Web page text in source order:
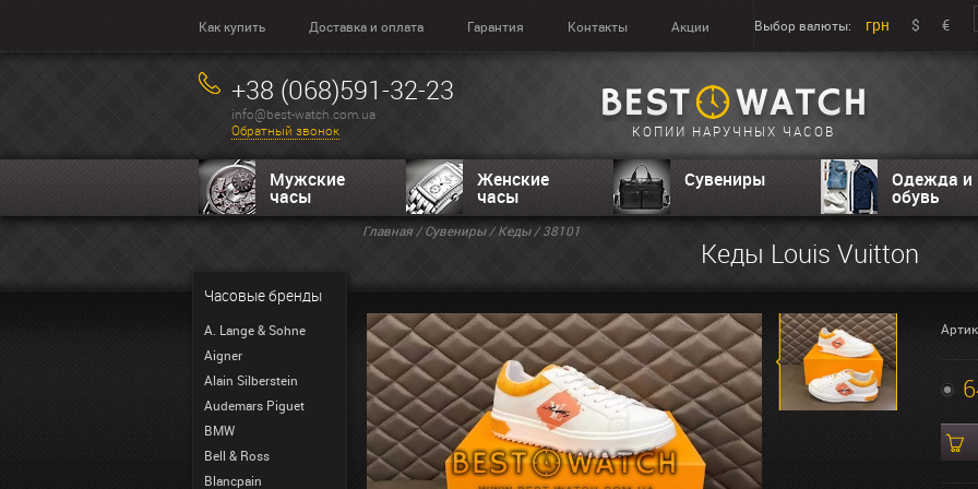
Как купить Доставка и оплата Гарантия Контакты Акции Выбор валюты: грн $ €
+38 (068)591-32-23
info@best-watch.com.ua
Обратный звонок
КОПИИ НАРУЧНЫХ ЧАСОВ
Мужские
часы
Женские
часы
Сувениры Одежда и
обувь
Часовые бренды
A. Lange & Sohne
Aigner
Alain Silberstein
Audemars Piguet
BMW
Bell & Ross
Blancpain
Главная/Сувениры/Кеды/ 38101
Кеды Louis Vuitton